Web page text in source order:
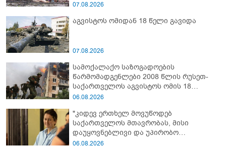
07.08.2026
აგვისტოს ომიდან 18 წელი გავიდა
07.08.2026
სამოქალაქო საზოგადოების
წარმომადგენლები 2008 წლის რუსეთ-
საქართველოს აგვისტოს ომის 18
წლისთავთან დაკავშირებით ერთობლივ
06.08.2026
"კიდევ ერთხელ მოვუწოდებ
საქართველოს მთავრობას, მისი
დაუყოვნებლივი და უპირობო
გათავისუფლებისკენ" - რას წერს ეუთო-ს
06.08.2026